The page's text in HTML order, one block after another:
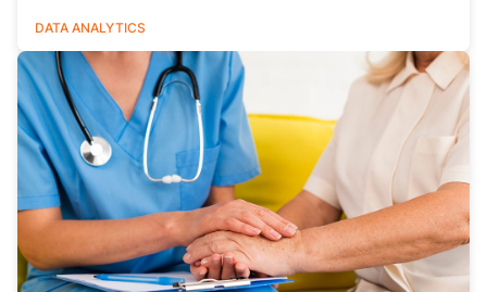
LOGISTIQUE
DATA ANALYTICS